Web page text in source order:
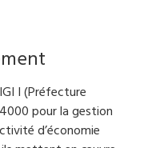
I (Préfecture
pour la gestion
d’économie